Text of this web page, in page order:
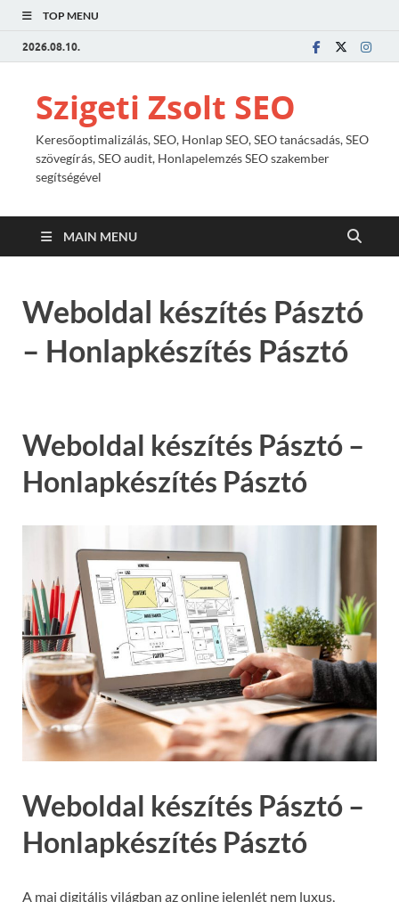
TOP MENU
2026.08.10.
Szigeti Zsolt SEO
Keresőoptimalizálás, SEO, Honlap SEO, SEO tanácsadás, SEO
szövegírás, SEO audit, Honlapelemzés SEO szakember
segítségével
MAIN MENU
Weboldal készítés Pásztó
– Honlapkészítés Pásztó
Weboldal készítés Pásztó –
Honlapkészítés Pásztó
Weboldal készítés Pásztó –
Honlapkészítés Pásztó
A mai digitális világban az online jelenlét nem luxus,